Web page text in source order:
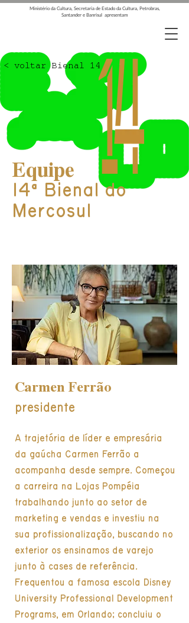
Ministério da Cultura, Secretaria de Estado da Cultura, Petrobras,
Santander e Banrisul apresentam
Equipe
14ª Bienal do
Mercosul
< voltar Bienal 14
Carmen Ferrão
presidente
A trajetória de líder e empresária
da gaúcha Carmen Ferrão a
acompanha desde sempre. Começou
a carreira na Lojas Pompéia
trabalhando junto ao setor de
marketing e vendas e investiu na
sua profissionalização, buscando no
exterior os ensinamos de varejo
junto à cases de referência.
Frequentou a famosa escola Disney
University Professional Development
Programs, em Orlando; concluiu o